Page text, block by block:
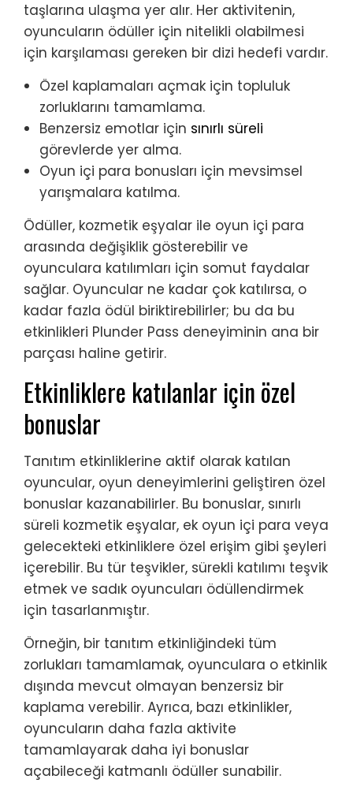
taşlarına ulaşma yer alır. Her aktivitenin,
oyuncuların ödüller için nitelikli olabilmesi
için karşılaması gereken bir dizi hedefi vardır.
Özel kaplamaları açmak için topluluk
zorluklarını tamamlama.
Benzersiz emotlar için sınırlı süreli
görevlerde yer alma.
Oyun içi para bonusları için mevsimsel
yarışmalara katılma.
Ödüller, kozmetik eşyalar ile oyun içi para
arasında değişiklik gösterebilir ve
oyunculara katılımları için somut faydalar
sağlar. Oyuncular ne kadar çok katılırsa, o
kadar fazla ödül biriktirebilirler; bu da bu
etkinlikleri Plunder Pass deneyiminin ana bir
parçası haline getirir.
Etkinliklere katılanlar için özel
bonuslar
Tanıtım etkinliklerine aktif olarak katılan
oyuncular, oyun deneyimlerini geliştiren özel
bonuslar kazanabilirler. Bu bonuslar, sınırlı
süreli kozmetik eşyalar, ek oyun içi para veya
gelecekteki etkinliklere özel erişim gibi şeyleri
içerebilir. Bu tür teşvikler, sürekli katılımı teşvik
etmek ve sadık oyuncuları ödüllendirmek
için tasarlanmıştır.
Örneğin, bir tanıtım etkinliğindeki tüm
zorlukları tamamlamak, oyunculara o etkinlik
dışında mevcut olmayan benzersiz bir
kaplama verebilir. Ayrıca, bazı etkinlikler,
oyuncuların daha fazla aktivite
tamamlayarak daha iyi bonuslar
açabileceği katmanlı ödüller sunabilir.